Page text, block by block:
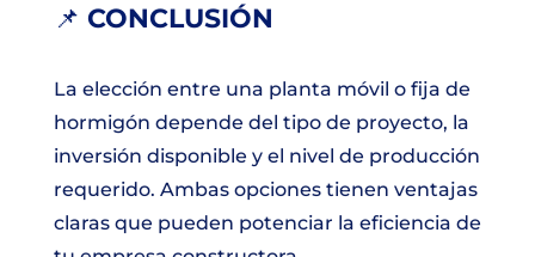
📌 CONCLUSIÓN
La elección entre una planta móvil o fija de
hormigón depende del tipo de proyecto, la
inversión disponible y el nivel de producción
requerido. Ambas opciones tienen ventajas
claras que pueden potenciar la eficiencia de